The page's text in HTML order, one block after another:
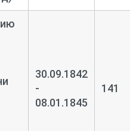
30.09.1842
-
08.01.1845
141